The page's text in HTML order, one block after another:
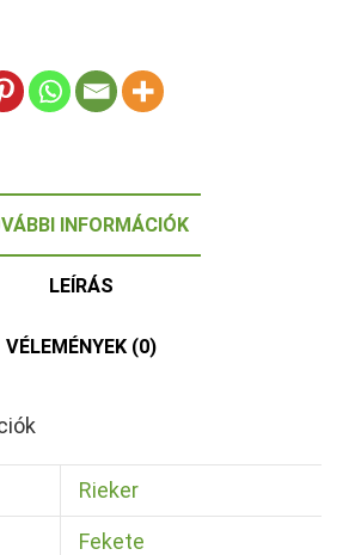
INFORMÁCIÓK
LEÍRÁS
VÉLEMÉNYEK (0)
Rieker
Fekete